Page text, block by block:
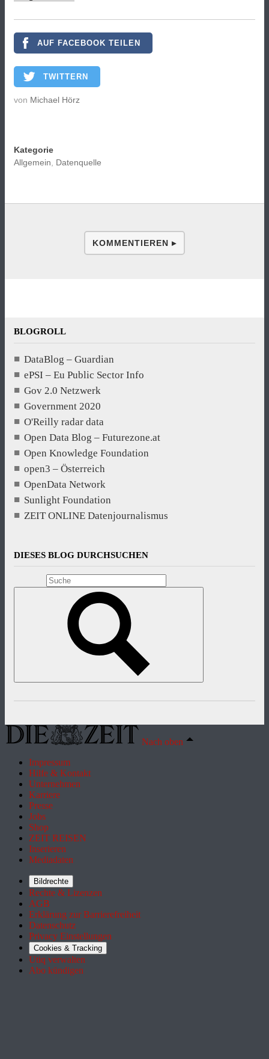
AUF FACEBOOK TEILEN
TWITTERN
von Michael Hörz
Kategorie
Allgemein
Datenquelle
KOMMENTIEREN ▸
BLOGROLL
DataBlog – Guardian
ePSI – Eu Public Sector Info
Gov 2.0 Netzwerk
Government 2020
O'Reilly radar data
Open Data Blog – Futurezone.at
Open Knowledge Foundation
open3 – Österreich
OpenData Network
Sunlight Foundation
ZEIT ONLINE Datenjournalismus
DIESES BLOG DURCHSUCHEN
Nach oben
Impressum
Hilfe & Kontakt
Unternehmen
Karriere
Presse
Jobs
Shop
ZEIT REISEN
Inserieren
Mediadaten
Bildrechte
Rechte & Lizenzen
AGB
Erklärung zur Barrierefreiheit
Datenschutz
Privacy Einstellungen
Cookies & Tracking
Utiq verwalten
Abo kündigen